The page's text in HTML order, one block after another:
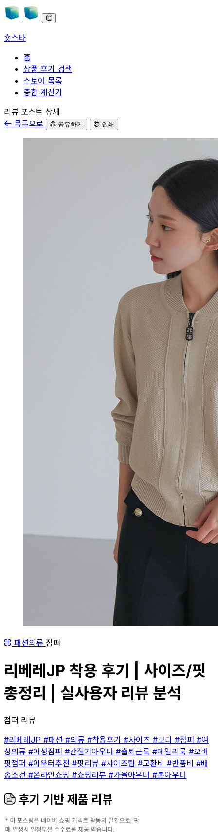
숏스타
홈
상품 후기 검색
스토어 목록
종합 계산기
본문으로 바로가기
리뷰 포스트 상세
목록으로
공유하기 인쇄
패션의류 점퍼
리베레JP 착용 후기 | 사이즈/핏
총정리 | 실사용자 리뷰 분석
점퍼 리뷰
#리베레JP #패션 #의류 #착용후기 #사이즈 #코디 #점퍼 #여
성의류 #여성점퍼 #간절기아우터 #출퇴근룩 #데일리룩 #오버
핏점퍼 #아우터추천 #핏리뷰 #사이즈팁 #교환비 #반품비 #배
송조건 #온라인쇼핑 #쇼핑리뷰 #가을아우터 #봄아우터
후기 기반 제품 리뷰